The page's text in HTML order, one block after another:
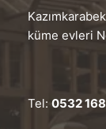
küme evleri
Tel: 0532